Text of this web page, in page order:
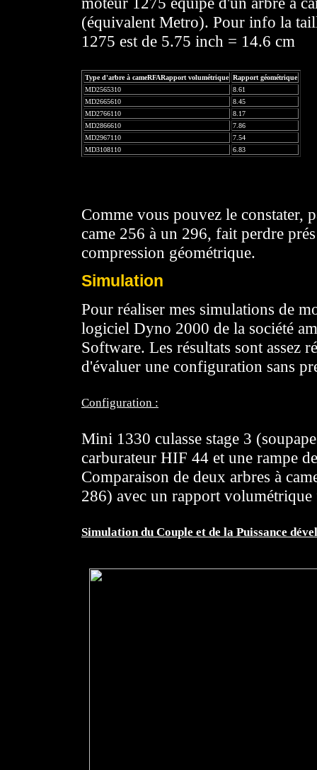
(équivalent Metro). Pour info la
1275 est de 5.75 inch = 14.6 cm
Type d'arbre à cameRFARapport volumétrique Rapport géométrique
MD2565310
8.61
MD2665610
8.45
MD2766110
8.17
MD2866610
7.86
MD2967110
7.54
MD3108110
6.83
Comme vous pouvez le constater,
came 256 à un 296, fait perdre
compression géométrique.
Simulation
Pour réaliser mes simulations de
logiciel Dyno 2000 de la société
Software. Les résultats sont assez
d'évaluer une configuration sans
Configuration :
Mini 1330 culasse stage 3
carburateur HIF 44 et une rampe
Comparaison de deux arbres à
286) avec un rapport
Simulation du Couple et de la Puissance